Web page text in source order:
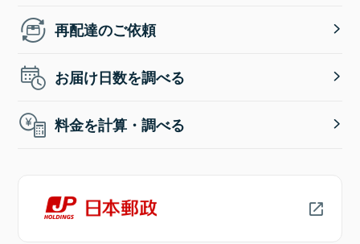
再配達のご依頼
お届け日数を調べる
料金を計算・調べる